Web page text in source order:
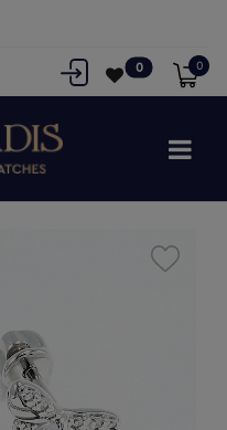
0 0